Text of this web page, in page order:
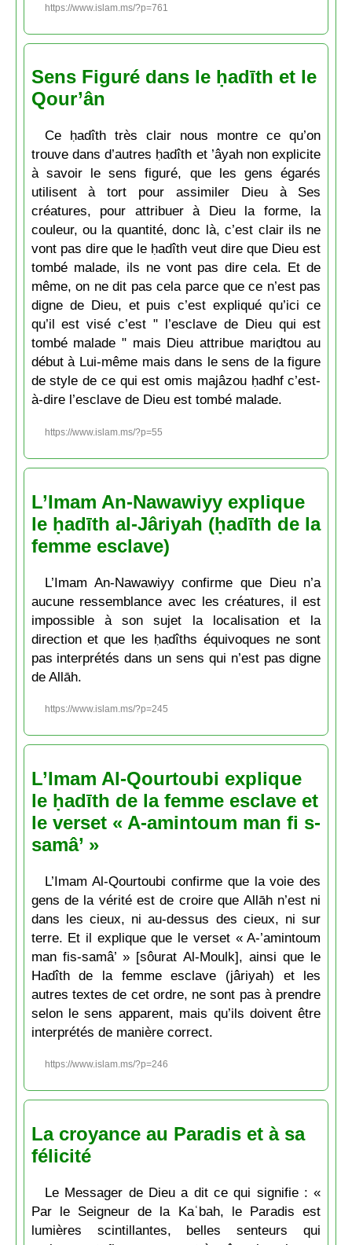
https://www.islam.ms/?p=761
Sens Figuré dans le ḥadīth et le
Qour’ân
Ce ḥadîth très clair nous montre ce qu’on
trouve dans d’autres ḥadîth et ’âyah non explicite
à savoir le sens figuré, que les gens égarés
utilisent à tort pour assimiler Dieu à Ses
créatures, pour attribuer à Dieu la forme, la
couleur, ou la quantité, donc là, c’est clair ils ne
vont pas dire que le ḥadîth veut dire que Dieu est
tombé malade, ils ne vont pas dire cela. Et de
même, on ne dit pas cela parce que ce n’est pas
digne de Dieu, et puis c’est expliqué qu’ici ce
qu’il est visé c’est " l’esclave de Dieu qui est
tombé malade " mais Dieu attribue mariḍtou au
début à Lui-même mais dans le sens de la figure
de style de ce qui est omis majâzou ḥadhf c’est-
à-dire l’esclave de Dieu est tombé malade.
https://www.islam.ms/?p=55
L’Imam An-Nawawiyy explique
le ḥadīth al-Jâriyah (ḥadīth de la
femme esclave)
L’Imam An-Nawawiyy confirme que Dieu n’a
aucune ressemblance avec les créatures, il est
impossible à son sujet la localisation et la
direction et que les ḥadîths équivoques ne sont
pas interprétés dans un sens qui n’est pas digne
de Allāh.
https://www.islam.ms/?p=245
L’Imam Al-Qourtoubi explique
le ḥadīth de la femme esclave et
le verset « A-amintoum man fi s-
samâ’ »
L’Imam Al-Qourtoubi confirme que la voie des
gens de la vérité est de croire que Allāh n’est ni
dans les cieux, ni au-dessus des cieux, ni sur
terre. Et il explique que le verset « A-’amintoum
man fis-samâ’ » [sôurat Al-Moulk], ainsi que le
Hadîth de la femme esclave (jâriyah) et les
autres textes de cet ordre, ne sont pas à prendre
selon le sens apparent, mais qu’ils doivent être
interprétés de manière correct.
https://www.islam.ms/?p=246
La croyance au Paradis et à sa
félicité
Le Messager de Dieu a dit ce qui signifie : «
Par le Seigneur de la Kaʿbah, le Paradis est
lumières scintillantes, belles senteurs qui